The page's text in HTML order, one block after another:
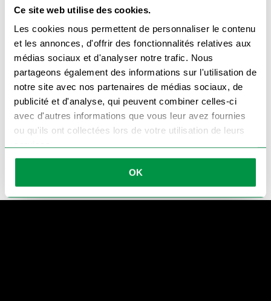
Ce site web utilise des cookies.
Les cookies nous permettent de personnaliser le contenu
et les annonces, d'offrir des fonctionnalités relatives aux
médias sociaux et d'analyser notre trafic. Nous
partageons également des informations sur l'utilisation de
notre site avec nos partenaires de médias sociaux, de
publicité et d'analyse, qui peuvent combiner celles-ci
avec d'autres informations que vous leur avez fournies
ou qu'ils ont collectées lors de votre utilisation de leurs
services.
OK
Je souhaite être recontacté par téléhone par
Remorque Import et j'ai bien lu notrepolitique de
confidentialité
Appelez-moi !